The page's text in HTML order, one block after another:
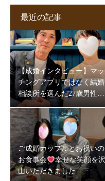
最近の記事
【成婚インタビュー】マッ
チングアプリではなく結婚
相談所を選んだ27歳男性。
5か月半で成婚できた理由
とは
ご成婚カップルとお祝いの
お食事会
幸せな笑顔を沢
山いただきました